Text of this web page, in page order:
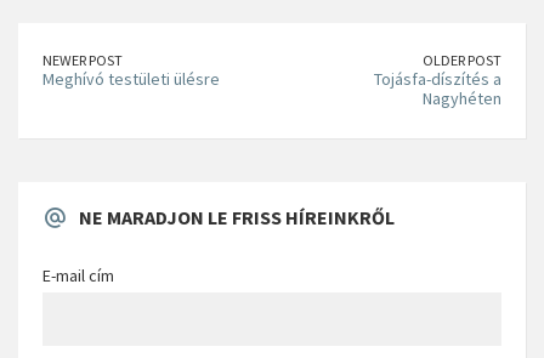
NEWER POST
Meghívó testületi ülésre
OLDER POST
Tojásfa-díszítés a
Nagyhéten
NE MARADJON LE FRISS HÍREINKRŐL
E-mail cím